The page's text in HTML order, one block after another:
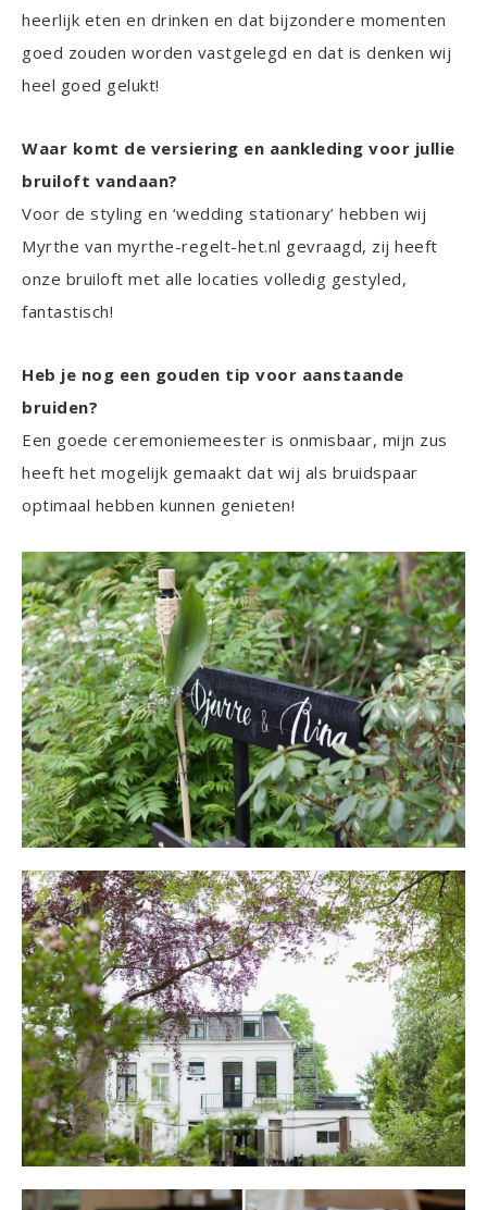
heerlijk eten en drinken en dat bijzondere momenten
goed zouden worden vastgelegd en dat is denken wij
heel goed gelukt!
Waar komt de versiering en aankleding voor jullie
bruiloft vandaan?
Voor de styling en ‘wedding stationary’ hebben wij
Myrthe van myrthe-regelt-het.nl gevraagd, zij heeft
onze bruiloft met alle locaties volledig gestyled,
fantastisch!
Heb je nog een gouden tip voor aanstaande
bruiden?
Een goede ceremoniemeester is onmisbaar, mijn zus
heeft het mogelijk gemaakt dat wij als bruidspaar
optimaal hebben kunnen genieten!